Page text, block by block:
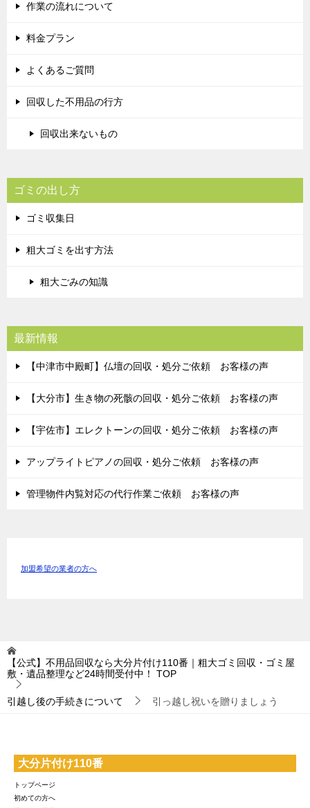
作業の流れについて
料金プラン
よくあるご質問
回収した不用品の行方
回収出来ないもの
ゴミの出し方
ゴミ収集日
粗大ゴミを出す方法
粗大ごみの知識
最新情報
【中津市中殿町】仏壇の回収・処分ご依頼 お客様の声
【大分市】生き物の死骸の回収・処分ご依頼 お客様の声
【宇佐市】エレクトーンの回収・処分ご依頼 お客様の声
アップライトピアノの回収・処分ご依頼 お客様の声
管理物件内覧対応の代行作業ご依頼 お客様の声
加盟希望の業者の方へ
【公式】不用品回収なら大分片付け110番｜粗大ゴミ回収・ゴミ屋
敷・遺品整理など24時間受付中！
TOP
引越し後の手続きについて 引っ越し祝いを贈りましょう
大分片付け110番
トップページ
初めての方へ